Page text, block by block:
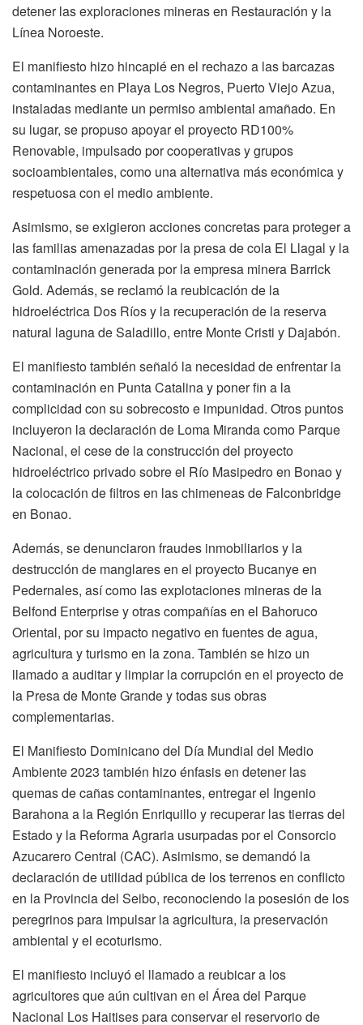
detener las exploraciones mineras en Restauración y la
Línea Noroeste.
El manifiesto hizo hincapié en el rechazo a las barcazas
contaminantes en Playa Los Negros, Puerto Viejo Azua,
instaladas mediante un permiso ambiental amañado. En
su lugar, se propuso apoyar el proyecto RD100%
Renovable, impulsado por cooperativas y grupos
socioambientales, como una alternativa más económica y
respetuosa con el medio ambiente.
Asimismo, se exigieron acciones concretas para proteger a
las familias amenazadas por la presa de cola El Llagal y la
contaminación generada por la empresa minera Barrick
Gold. Además, se reclamó la reubicación de la
hidroeléctrica Dos Ríos y la recuperación de la reserva
natural laguna de Saladillo, entre Monte Cristi y Dajabón.
El manifiesto también señaló la necesidad de enfrentar la
contaminación en Punta Catalina y poner fin a la
complicidad con su sobrecosto e impunidad. Otros puntos
incluyeron la declaración de Loma Miranda como Parque
Nacional, el cese de la construcción del proyecto
hidroeléctrico privado sobre el Río Masipedro en Bonao y
la colocación de filtros en las chimeneas de Falconbridge
en Bonao.
Además, se denunciaron fraudes inmobiliarios y la
destrucción de manglares en el proyecto Bucanye en
Pedernales, así como las explotaciones mineras de la
Belfond Enterprise y otras compañías en el Bahoruco
Oriental, por su impacto negativo en fuentes de agua,
agricultura y turismo en la zona. También se hizo un
llamado a auditar y limpiar la corrupción en el proyecto de
la Presa de Monte Grande y todas sus obras
complementarias.
El Manifiesto Dominicano del Día Mundial del Medio
Ambiente 2023 también hizo énfasis en detener las
quemas de cañas contaminantes, entregar el Ingenio
Barahona a la Región Enriquillo y recuperar las tierras del
Estado y la Reforma Agraria usurpadas por el Consorcio
Azucarero Central (CAC). Asimismo, se demandó la
declaración de utilidad pública de los terrenos en conflicto
en la Provincia del Seibo, reconociendo la posesión de los
peregrinos para impulsar la agricultura, la preservación
ambiental y el ecoturismo.
El manifiesto incluyó el llamado a reubicar a los
agricultores que aún cultivan en el Área del Parque
Nacional Los Haitises para conservar el reservorio de